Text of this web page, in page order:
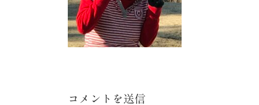
コメントを送信